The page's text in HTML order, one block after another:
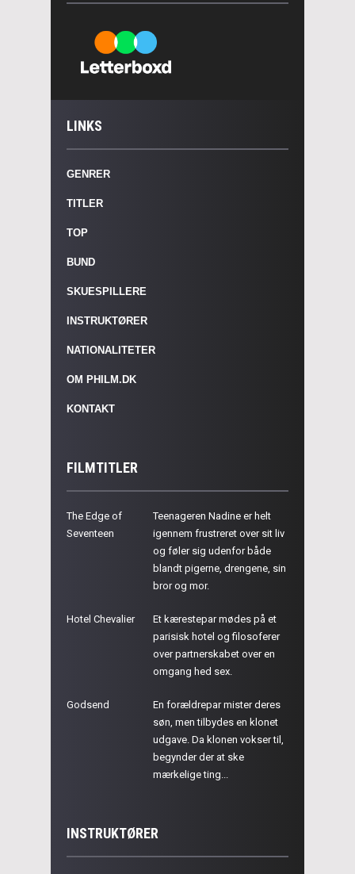
LINKS
GENRER
TITLER
TOP
BUND
SKUESPILLERE
INSTRUKTØRER
NATIONALITETER
OM PHILM.DK
KONTAKT
FILMTITLER
The Edge of
Seventeen
Teenageren Nadine er helt
igennem frustreret over sit liv
og føler sig udenfor både
blandt pigerne, drengene, sin
bror og mor.
Hotel Chevalier
Et kærestepar mødes på et
parisisk hotel og filosoferer
over partnerskabet over en
omgang hed sex.
Godsend
En forældrepar mister deres
søn, men tilbydes en klonet
udgave. Da klonen vokser til,
begynder der at ske
mærkelige ting...
INSTRUKTØRER